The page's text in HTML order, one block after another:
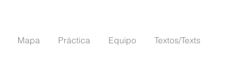
Mapa Práctica Equipo Textos/Texts